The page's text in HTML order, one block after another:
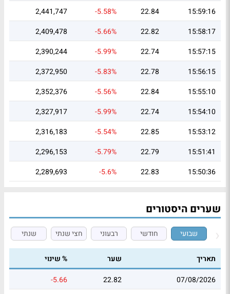
15:59:16
22.84
-5.58%
2,441,747
15:58:17
22.82
-5.66%
2,409,478
15:57:15
22.74
-5.99%
2,390,244
15:56:15
22.78
-5.83%
2,372,950
15:55:10
22.84
-5.56%
2,352,376
15:54:10
22.74
-5.99%
2,327,917
15:53:12
22.85
-5.54%
2,316,183
15:51:41
22.79
-5.79%
2,296,153
15:50:36
22.83
-5.6%
2,289,693
שערים היסטורים
שבועי חודשי רבעוני חצי שנתי שנתי
תאריך שער
% שינוי
07/08/2026
22.82
-5.66